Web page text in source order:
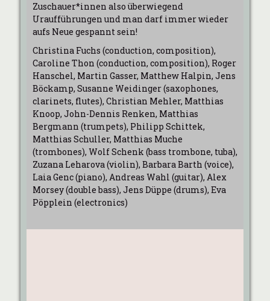
Zuschauer*innen also überwiegend
Uraufführungen und man darf immer wieder
aufs Neue gespannt sein!
Christina Fuchs (conduction, composition),
Caroline Thon (conduction, composition), Roger
Hanschel, Martin Gasser, Matthew Halpin, Jens
Böckamp, Susanne Weidinger (saxophones,
clarinets, flutes), Christian Mehler, Matthias
Knoop, John-Dennis Renken, Matthias
Bergmann (trumpets), Philipp Schittek,
Matthias Schuller, Matthias Muche
(trombones), Wolf Schenk (bass trombone, tuba),
Zuzana Leharova (violin), Barbara Barth (voice),
Laia Genc (piano), Andreas Wahl (guitar), Alex
Morsey (double bass), Jens Düppe (drums), Eva
Pöpplein (electronics)